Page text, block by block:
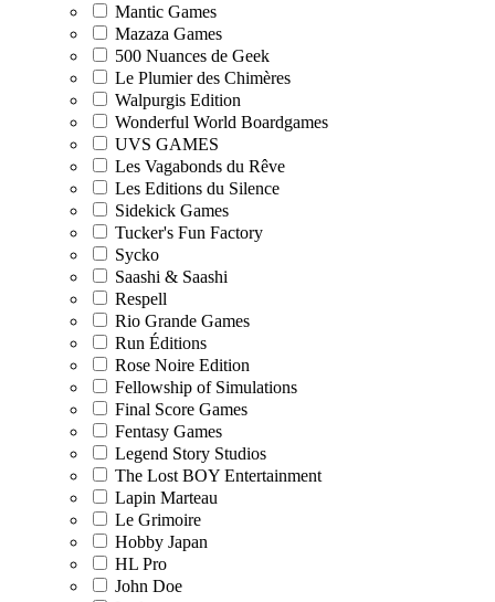
Mantic Games
Mazaza Games
500 Nuances de Geek
Le Plumier des Chimères
Walpurgis Edition
Wonderful World Boardgames
UVS GAMES
Les Vagabonds du Rêve
Les Editions du Silence
Sidekick Games
Tucker's Fun Factory
Sycko
Saashi & Saashi
Respell
Rio Grande Games
Run Éditions
Rose Noire Edition
Fellowship of Simulations
Final Score Games
Fentasy Games
Legend Story Studios
The Lost BOY Entertainment
Lapin Marteau
Le Grimoire
Hobby Japan
HL Pro
John Doe